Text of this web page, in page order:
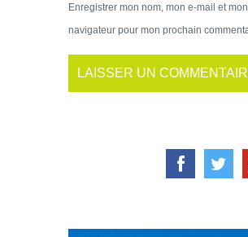
Enregistrer mon nom, mon e-mail et
navigateur pour mon prochain